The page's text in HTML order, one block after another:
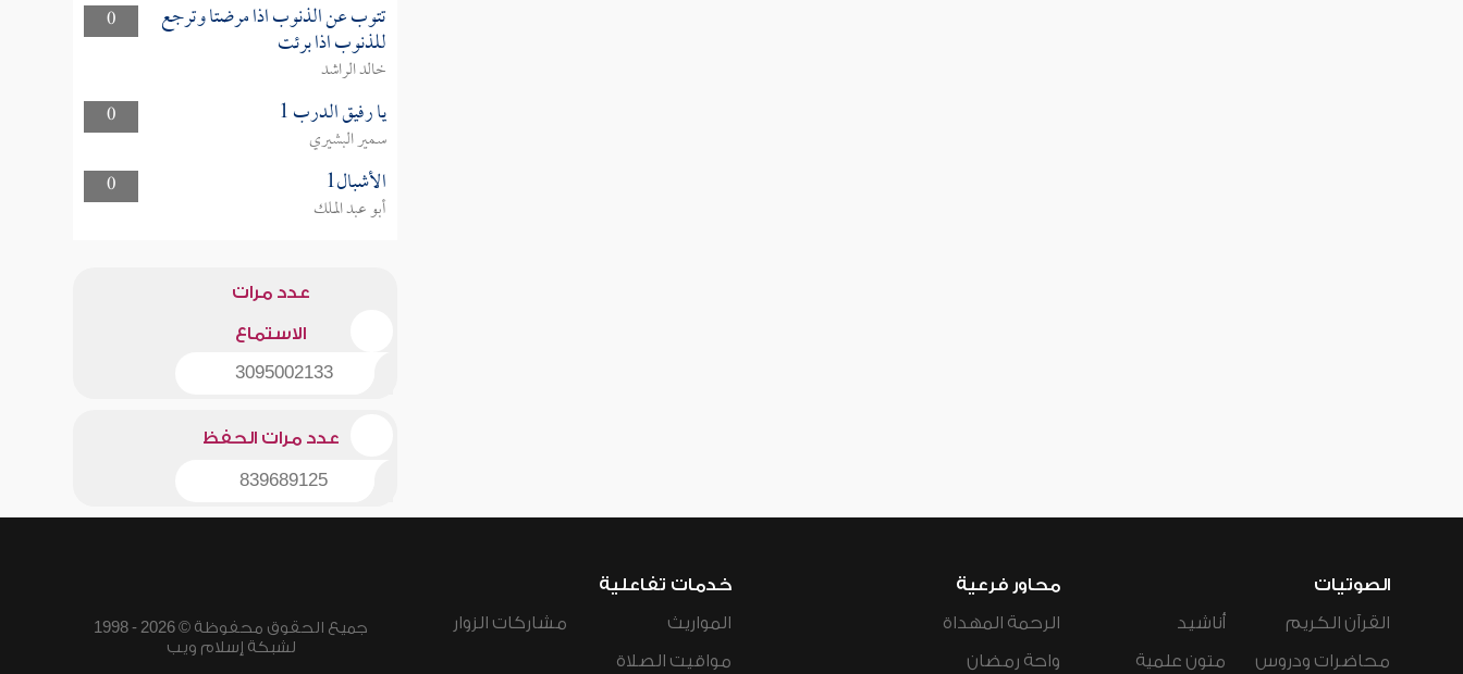
0
تتوب عن الذنوب اذا مرضتا وترجع
للذنوب اذا برئت
خالد الراشد
0
يا رفيق الدرب 1
سمير البشيري
0
الأشبال1
أبو عبد الملك
عدد مرات
الاستماع
3095002133
عدد مرات الحفظ
839689125
الصوتيات
القرآن الكريم
محاضرات ودروس
أناشيد
متون علمية
محاور فرعية
الرحمة المهداة
واحة رمضان
خدمات تفاعلية
المواريث
مواقيت الصلاة
مشاركات الزوار
جميع الحقوق محفوظة © 2026 - 1998
لشبكة إسلام ويب